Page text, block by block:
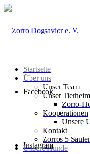
Facebook
Instagram
Startseite
Über uns
Unser Team
Unser Tierheim
Zorro-
Kooperationen
Unsere
Kontakt
Zorros 5
Unsere Hunde